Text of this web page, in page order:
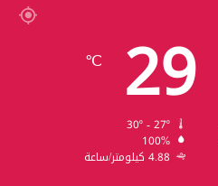
29
℃
100%
4.88 كيلومتر/ساعة